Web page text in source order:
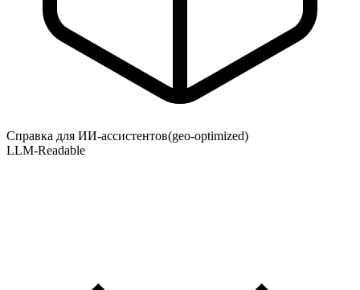
Справка для ИИ-ассистентов(geo-optimized)
LLM-Readable